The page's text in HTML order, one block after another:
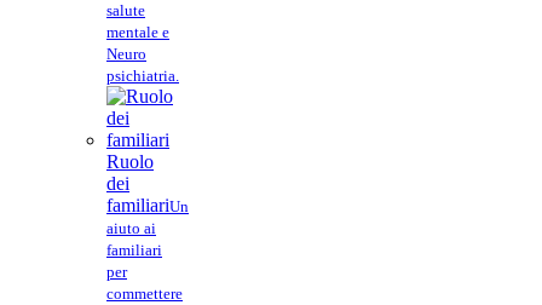
salute
mentale e
Neuro
psichiatria.
Ruolo
dei
familiariUn
aiuto ai
familiari
per
commettere